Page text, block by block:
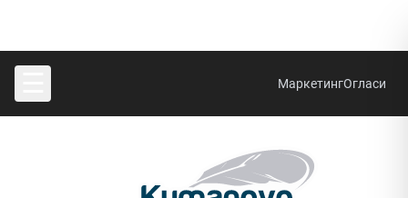
МаркетингОгласи